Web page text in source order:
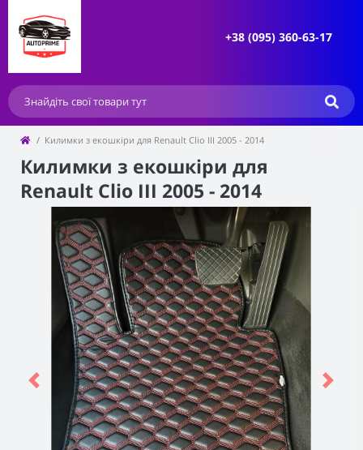
+38 (095) 360-63-17
Килимки з екошкіри для Renault Clio III 2005 - 2014
Килимки з екошкіри для
Renault Clio III 2005 - 2014
Previous Next